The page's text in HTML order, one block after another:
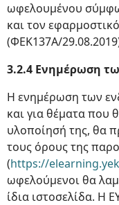
ωφελουμένου
και τον
(ΦΕΚ137Α/
3.2.4 Ενημέρωση
Η ενημέρωση των
και για θέματα που
υλοποίησή της, θα
τους όρους της
(https://
ωφελούμενοι θα
ίδια ιστοσελίδα. Η